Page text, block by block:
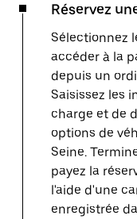
Réservez
Sélectionnez
accéder à la
depuis un
Saisissez les
charge et de
options de
Seine.
payez la
l'aide d'une
enregistrée